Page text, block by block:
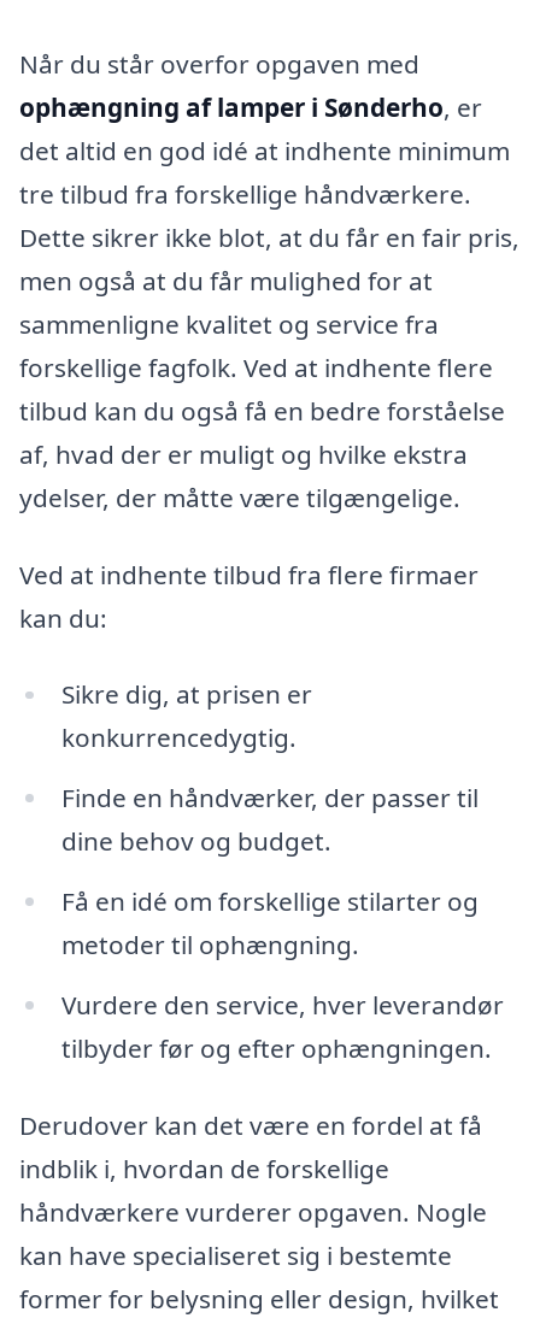
Når du står overfor opgaven med
ophængning af lamper i Sønderho, er
det altid en god idé at indhente minimum
tre tilbud fra forskellige håndværkere.
Dette sikrer ikke blot, at du får en fair pris,
men også at du får mulighed for at
sammenligne kvalitet og service fra
forskellige fagfolk. Ved at indhente flere
tilbud kan du også få en bedre forståelse
af, hvad der er muligt og hvilke ekstra
ydelser, der måtte være tilgængelige.
Ved at indhente tilbud fra flere firmaer
kan du:
Sikre dig, at prisen er
konkurrencedygtig.
Finde en håndværker, der passer til
dine behov og budget.
Få en idé om forskellige stilarter og
metoder til ophængning.
Vurdere den service, hver leverandør
tilbyder før og efter ophængningen.
Derudover kan det være en fordel at få
indblik i, hvordan de forskellige
håndværkere vurderer opgaven. Nogle
kan have specialiseret sig i bestemte
former for belysning eller design, hvilket